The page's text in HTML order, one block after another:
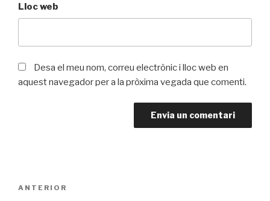
Lloc web
Desa el meu nom, correu electrònic i lloc web en
aquest navegador per a la pròxima vegada que comenti.
Entrada
ANTERIOR